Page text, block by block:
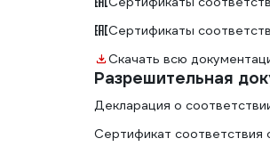
Сертификаты
Скачать всю
Разрешительная
Декларация о
Сертификат